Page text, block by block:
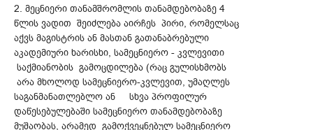
2. მეცნიერი თანამშრომლის თანამდებობაზე 4
წლის ვადით შეიძლება აირჩეს პირი, რომელსაც
აქვს მაგისტრის ან მასთან გათანაბრებული
აკადემიური ხარისხი, სამეცნიერო - კვლევითი
საქმიანობის გამოცდილება (რაც გულისხმობს
არა მხოლოდ სამეცნიერო-კვლევით, უმაღლეს
საგანმანათლებლო ან სხვა პროფილურ
დაწესებულებაში სამეცნიერო თანამდებობაზე
მუშაობას, არამედ გამოქვეყნებულ სამეცნიერო